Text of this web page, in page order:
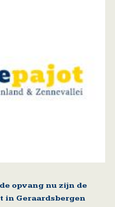
opvang nu zijn de
in Geraardsbergen